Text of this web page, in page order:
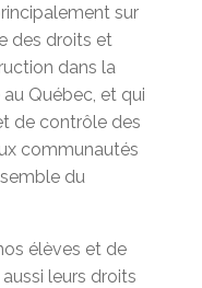
sur
des droits et
dans la
Québec, et qui
de contrôle des
communautés
du
élèves et de
leurs droits